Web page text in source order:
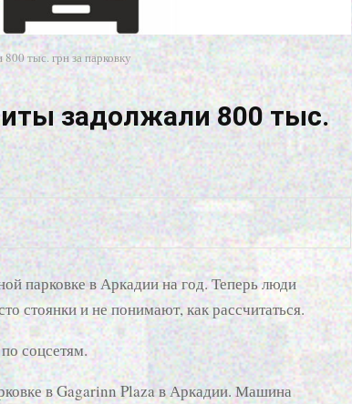
тыс. грн за парковку
задолжали 800 тыс.
парковке в Аркадии на год. Теперь люди
стоянки и не понимают, как рассчитаться.
соцсетям.
в Gagarinn Plaza в Аркадии. Машина